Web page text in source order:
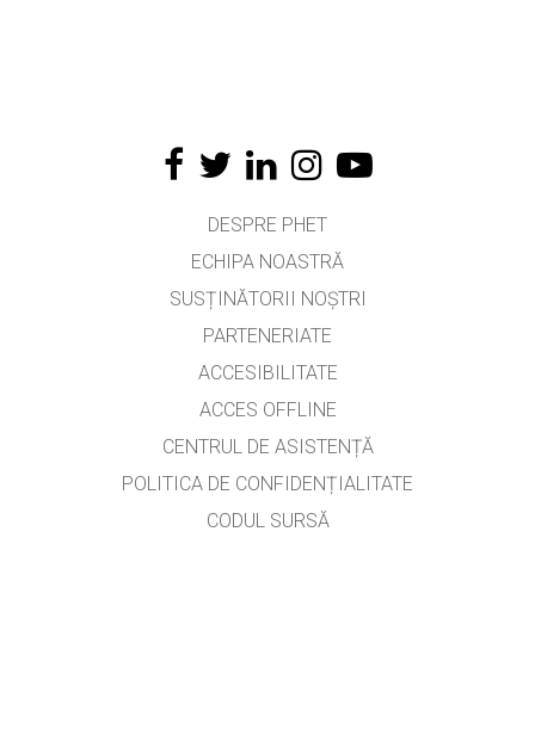
DESPRE PHET
ECHIPA NOASTRĂ
SUSȚINĂTORII NOȘTRI
PARTENERIATE
ACCESIBILITATE
ACCES OFFLINE
CENTRUL DE ASISTENȚĂ
POLITICA DE CONFIDENȚIALITATE
CODUL SURSĂ